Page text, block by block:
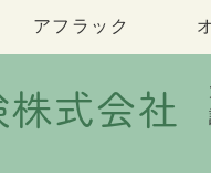
アフラック
式会社